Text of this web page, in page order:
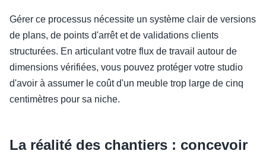
Gérer ce processus nécessite un système clair de versions
de plans, de points d'arrêt et de validations clients
structurées. En articulant votre flux de travail autour de
dimensions vérifiées, vous pouvez protéger votre studio
d'avoir à assumer le coût d'un meuble trop large de cinq
centimètres pour sa niche.
La réalité des chantiers : concevoir